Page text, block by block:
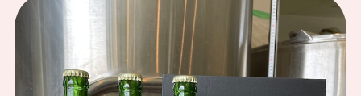
マルニ麦みそ 3kg
少し甘めの田舎味噌で、実家に帰ると必ず買って帰ります。